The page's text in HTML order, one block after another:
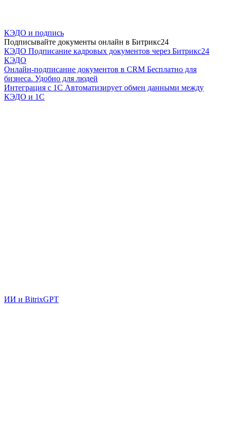
КЭДО и подпись
Подписывайте документы онлайн в Битрикс24
КЭДО Подписание кадровых документов через Битрикс24
КЭДО
Онлайн-подписание документов в CRM Бесплатно для
бизнеса. Удобно для людей
Интеграция с 1С Автоматизирует обмен данными между
КЭДО и 1С
ИИ и BitrixGPT